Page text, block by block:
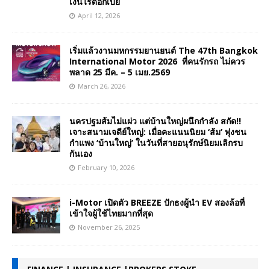
April 12, 2026
เริ่มแล้วงานมหกรรมยานยนต์ The 47th Bangkok
International Motor 2026 ที่คนรักรถ ไม่ควร
พลาด 25 มีค. – 5 เมย.2569
March 26, 2026
นครปฐมส้มไม่แผ่ว แต่บ้านใหญ่ผนึกกำลัง สกัด!!
เจาะสนามเจดีย์ใหญ่: เมื่อคะแนนนิยม ‘ส้ม’ พุ่งชน
กำแพง ‘บ้านใหญ่’ ในวันที่สายอนุรักษ์นิยมเลิกรบ
กันเอง
February 10, 2026
i-Motor เปิดตัว BREEZE ปักธงผู้นำ EV สองล้อที่
เข้าใจผู้ใช้ไทยมากที่สุด
November 26, 2025